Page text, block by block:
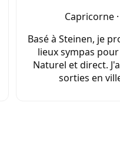
Capricorne ·
Basé à Steinen, je
lieux sympas
Naturel et direct.
sorties en